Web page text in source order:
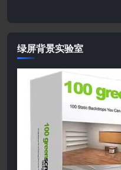
绿屏背景实验室